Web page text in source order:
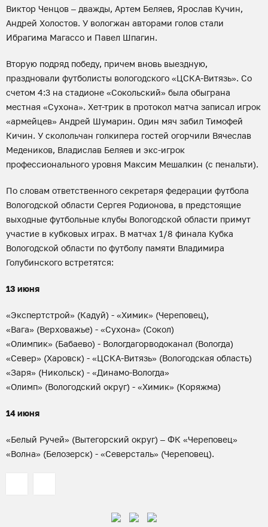
Виктор Ченцов – дважды, Артем Беляев, Ярослав Кучин,
Андрей Холостов. У вологжан авторами голов стали
Ибрагима Магассо и Павел Шпагин.
Вторую подряд победу, причем вновь выездную,
праздновали футболисты вологодского «ЦСКА-Витязь». Со
счетом 4:3 на стадионе «Сокольский» была обыграна
местная «Сухона». Хет-трик в протокол матча записал игрок
«армейцев» Андрей Шумарин. Один мяч забил Тимофей
Кичин. У сколольчан голкипера гостей огорчили Вячеслав
Медеников, Владислав Беляев и экс-игрок
профессионального уровня Максим Мешалкин (с пенальти).
По словам ответственного секретаря федерации футбола
Вологодской области Сергея Родионова, в предстоящие
выходные футбольные клубы Вологодской области примут
участие в кубковых играх. В матчах 1/8 финала Кубка
Вологодской области по футболу памяти Владимира
Голубинского встретятся:
13 июня
«Экспертстрой» (Кадуй) - «Химик» (Череповец),
«Вага» (Верховажье) - «Сухона» (Сокол)
«Олимпик» (Бабаево) - Вологдагорводоканал (Вологда)
«Север» (Харовск) - «ЦСКА-Витязь» (Вологодская область)
«Заря» (Никольск) - «Динамо-Вологда»
«Олимп» (Вологодский округ) - «Химик» (Коряжма)
14 июня
«Белый Ручей» (Вытегорский округ) – ФК «Череповец»
«Волна» (Белозерск) - «Северсталь» (Череповец).